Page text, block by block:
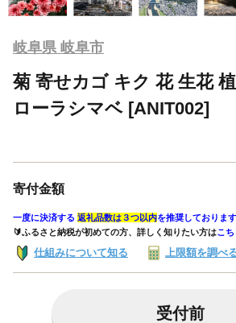
岐阜県 岐阜市
菊 寄せカゴ キク 花 生花
ローラシマベ [ANIT002]
寄付金額
一度に決済する 返礼品数は３つ以内を推奨しております
🔰ふるさと納税が初めての方、詳しく知りたい方はこち
仕組みについて知る 上限額を調べ
受付前